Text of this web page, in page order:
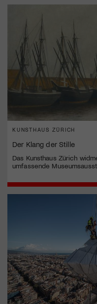
KUNSTHAUS ZÜRICH
Der Klang der Stille
Das Kunsthaus Zürich
umfassende